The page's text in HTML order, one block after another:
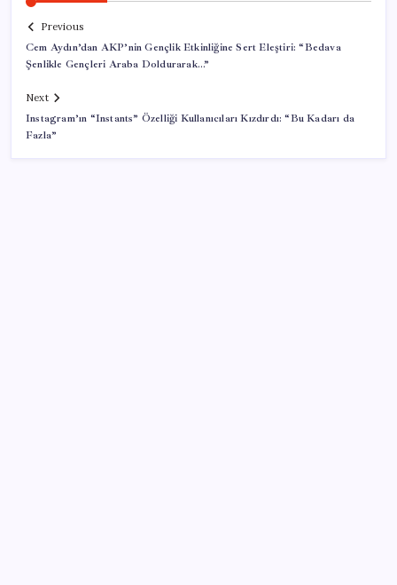
Previous
Cem Aydın’dan AKP’nin Gençlik Etkinliğine Sert Eleştiri: “Bedava
Şenlikle Gençleri Araba Doldurarak…”
Next
Instagram’ın “Instants” Özelliği Kullanıcıları Kızdırdı: “Bu Kadarı da
Fazla”